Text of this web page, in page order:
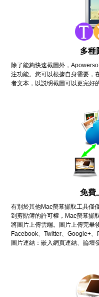
多種
除了能夠快速截圖外，
注功能。您可以根據自身需要，
者文本，以説明截圖可以更完好
免費
有別於其他Mac螢幕擷取工具僅
到剪貼簿的許可權，Mac螢幕擷
將圖片上傳雲端。圖片上傳完畢
Facebook、Twitter、Google+
圖片連結：嵌入網頁連結、論壇